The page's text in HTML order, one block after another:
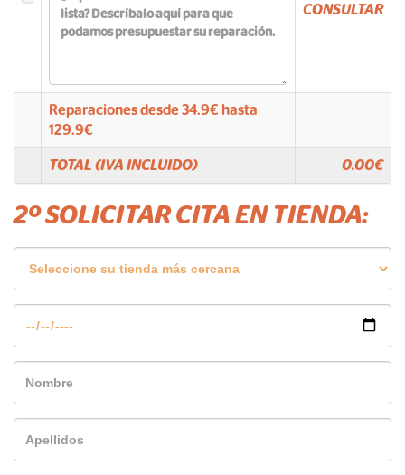
CONSULTAR
Reparaciones desde34.9€ hasta
129.9€
TOTAL (IVA INCLUIDO) 0.00€
2º SOLICITAR CITA EN TIENDA: